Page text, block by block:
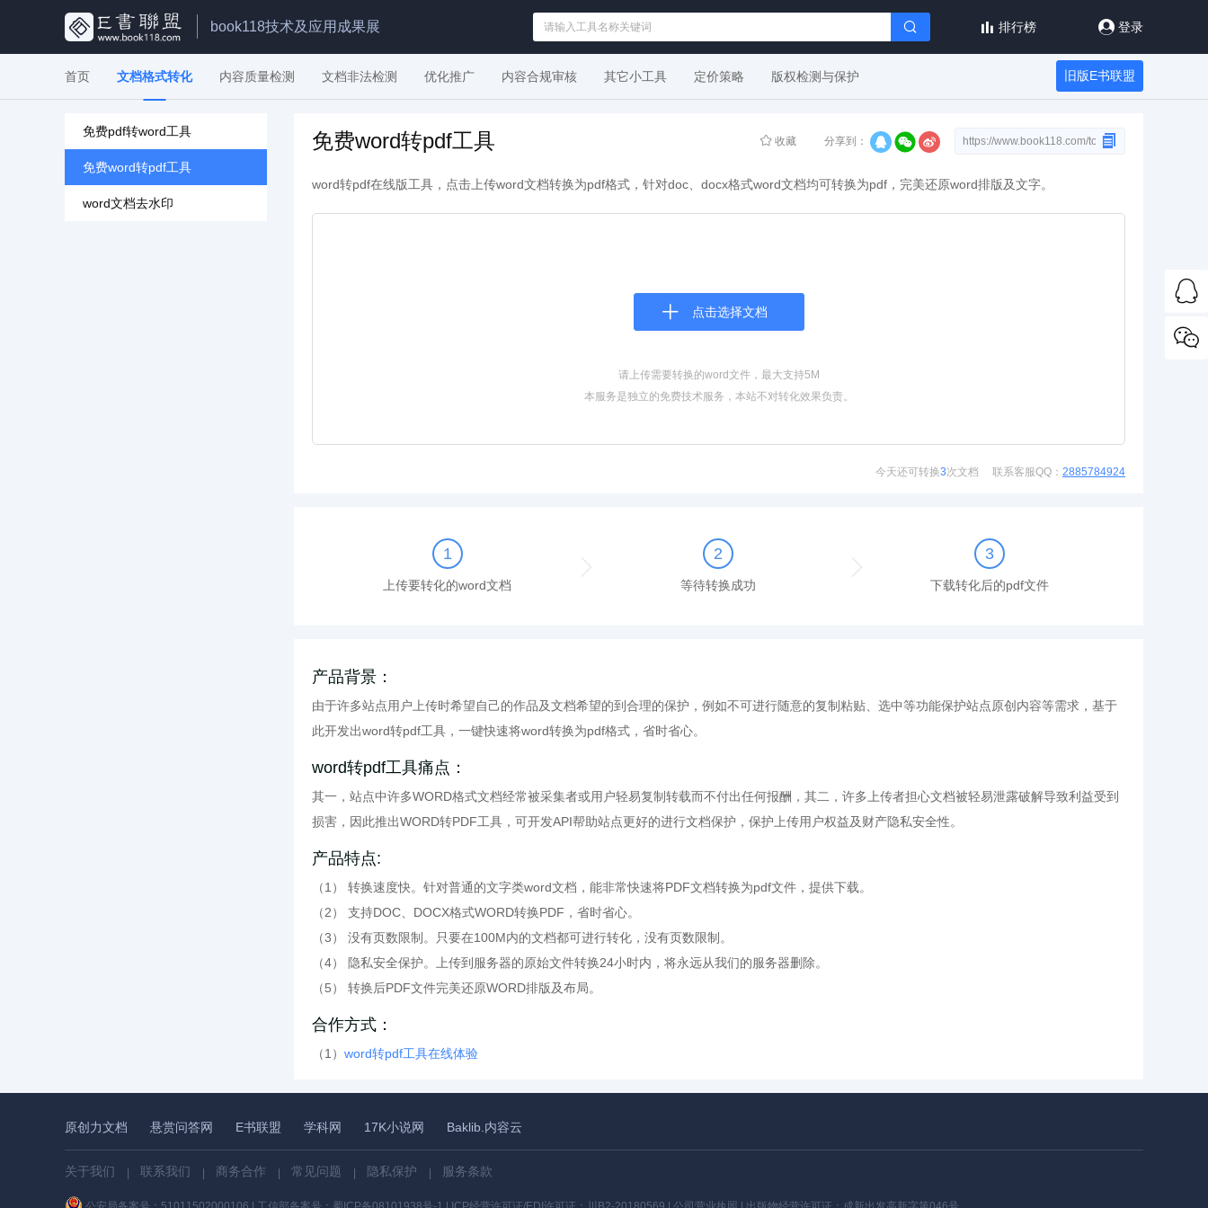
book118技术及应用成果展 排行榜 登录
首页 文档格式转化 内容质量检测 文档非法检测 优化推广 内容合规审核 其它小工具 定价策略 版权检测与保护 旧版E书联盟
免费pdf转word工具
免费word转pdf工具
word文档去水印
免费word转pdf工具 收藏 分享到：
word转pdf在线版工具，点击上传word文档转换为pdf格式，针对doc、docx格式word文档均可转换为pdf，完美还原word排版及文字。
点击选择文档
请上传需要转换的word文件，最大支持5M
本服务是独立的免费技术服务，本站不对转化效果负责。
今天还可转换3次文档 联系客服QQ： 2885784924
1
上传要转化的word文档
2
等待转换成功
3
下载转化后的pdf文件
产品背景：
由于许多站点用户上传时希望自己的作品及文档希望的到合理的保护，例如不可进行随意的复制粘贴、选中等功能保护站点原创内容等需求，基于
此开发出word转pdf工具，一键快速将word转换为pdf格式，省时省心。
word转pdf工具痛点：
其一，站点中许多WORD格式文档经常被采集者或用户轻易复制转载而不付出任何报酬，其二，许多上传者担心文档被轻易泄露破解导致利益受到
损害，因此推出WORD转PDF工具，可开发API帮助站点更好的进行文档保护，保护上传用户权益及财产隐私安全性。
产品特点:
（1） 转换速度快。针对普通的文字类word文档，能非常快速将PDF文档转换为pdf文件，提供下载。
（2） 支持DOC、DOCX格式WORD转换PDF，省时省心。
（3） 没有页数限制。只要在100M内的文档都可进行转化，没有页数限制。
（4） 隐私安全保护。上传到服务器的原始文件转换24小时内，将永远从我们的服务器删除。
（5） 转换后PDF文件完美还原WORD排版及布局。
合作方式：
（1） word转pdf工具在线体验
原创力文档 悬赏问答网 E书联盟 学科网 17K小说网 Baklib.内容云
关于我们 联系我们 商务合作 常见问题 隐私保护 服务条款